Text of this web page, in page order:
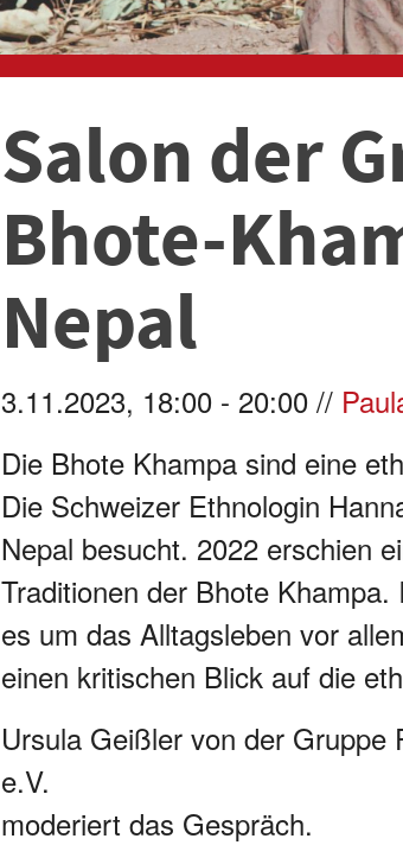
Salon der
Bhote-
Nepal
3.11.2023, 18:00 - 20:00 //
Die Bhote Khampa sind eine
Die Schweizer Ethnologin
Nepal besucht. 2022 erschien
Traditionen der Bhote
es um das Alltagsleben vor
einen kritischen Blick auf die
Ursula Geißler von der Gruppe
e.V.
moderiert das Gespräch.